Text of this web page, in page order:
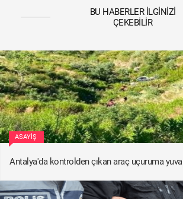
BU HABERLER İLGINIZI
ÇEKEBILIR
ASAYIŞ
Antalya'da kontrolden çıkan araç uçuruma